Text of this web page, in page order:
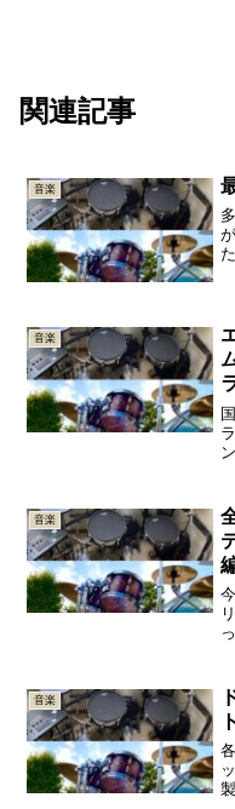
関連記事
音楽
音楽
音楽
音楽